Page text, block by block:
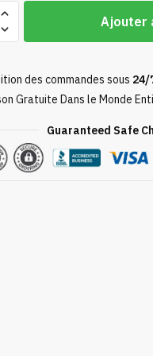
Ajouter
des commandes sous 24/
Gratuite Dans le Monde
Guaranteed Safe